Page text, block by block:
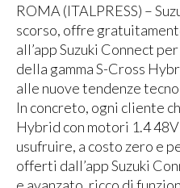
ROMA (ITALPRESS) –
scorso, offre
all’app Suzuki Connect
della gamma S-Cross
alle nuove tendenze
In concreto, ogni cliente
Hybrid con motori 1.4
usufruire, a costo zero e
offerti dall’app Suzuki